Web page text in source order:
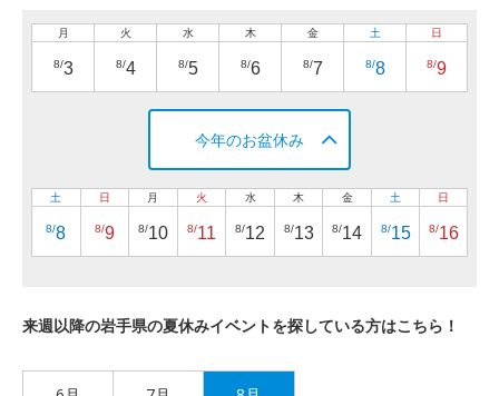
月
8/3
火
8/4
水
8/5
木
8/6
金
8/7
土
8/8
日
8/9
今年のお盆休み
土
8/8
日
8/9
月
8/10
火
8/11
水
8/12
木
8/13
金
8/14
土
8/15
日
8/16
来週以降の岩手県の夏休みイベントを探している方はこちら！